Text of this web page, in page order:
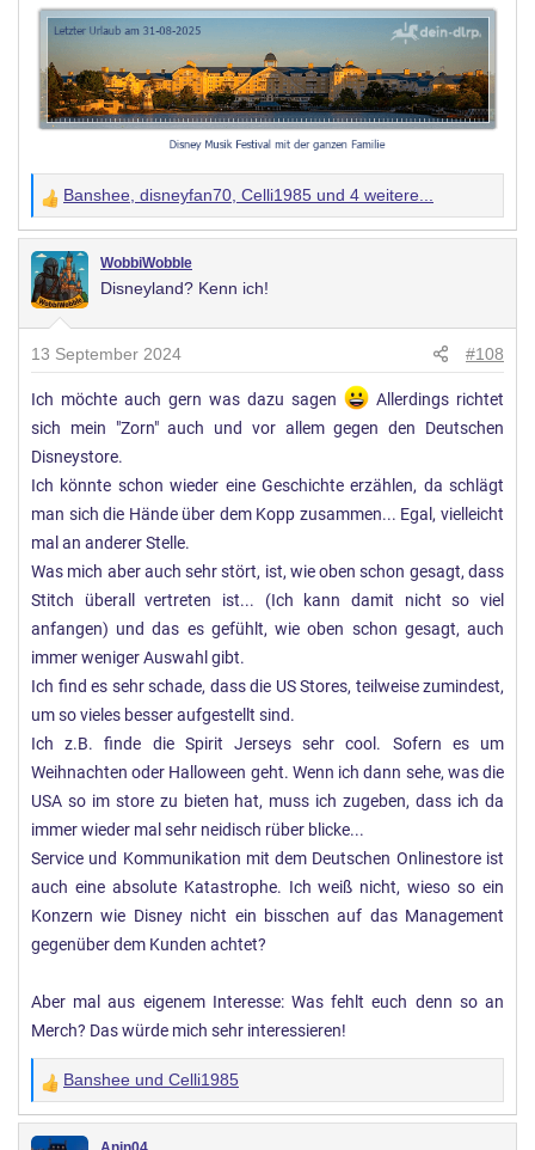
W
e
r
t
n
g
e
n
:
Banshee disneyfan70 Celli1985 und 4 weitere...
WobbiWobble
Disneyland? Kenn ich!
13 September 2024 #108
Ich möchte auch gern was dazu sagen
Allerdings richtet
sich mein "Zorn" auch und vor allem gegen den Deutschen
Disneystore.
Ich könnte schon wieder eine Geschichte erzählen, da schlägt
man sich die Hände über dem Kopp zusammen... Egal, vielleicht
mal an anderer Stelle.
Was mich aber auch sehr stört, ist, wie oben schon gesagt, dass
Stitch überall vertreten ist... (Ich kann damit nicht so viel
anfangen) und das es gefühlt, wie oben schon gesagt, auch
immer weniger Auswahl gibt.
Ich find es sehr schade, dass die US Stores, teilweise zumindest,
um so vieles besser aufgestellt sind.
Ich z.B. finde die Spirit Jerseys sehr cool. Sofern es um
Weihnachten oder Halloween geht. Wenn ich dann sehe, was die
USA so im store zu bieten hat, muss ich zugeben, dass ich da
immer wieder mal sehr neidisch rüber blicke...
Service und Kommunikation mit dem Deutschen Onlinestore ist
auch eine absolute Katastrophe. Ich weiß nicht, wieso so ein
Konzern wie Disney nicht ein bisschen auf das Management
gegenüber dem Kunden achtet?
Aber mal aus eigenem Interesse: Was fehlt euch denn so an
Merch? Das würde mich sehr interessieren!
W
e
Banshee und Celli1985